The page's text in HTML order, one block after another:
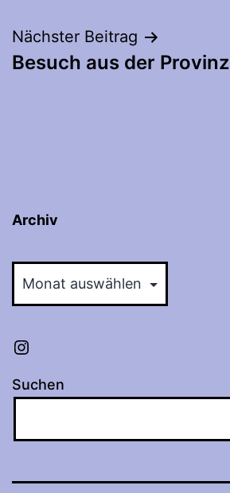
Nächster Beitrag
Besuch aus der Provinz
Archiv
Instagram
Suchen